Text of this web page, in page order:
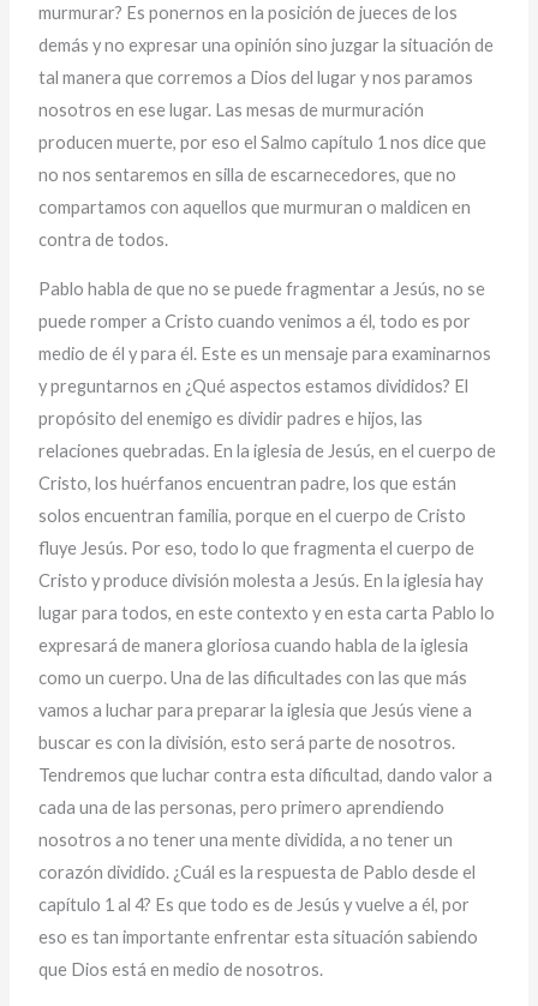
murmurar? Es ponernos en la posición de jueces de los
demás y no expresar una opinión sino juzgar la situación de
tal manera que corremos a Dios del lugar y nos paramos
nosotros en ese lugar. Las mesas de murmuración
producen muerte, por eso el Salmo capítulo 1 nos dice que
no nos sentaremos en silla de escarnecedores, que no
compartamos con aquellos que murmuran o maldicen en
contra de todos.
Pablo habla de que no se puede fragmentar a Jesús, no se
puede romper a Cristo cuando venimos a él, todo es por
medio de él y para él. Este es un mensaje para examinarnos
y preguntarnos en ¿Qué aspectos estamos divididos? El
propósito del enemigo es dividir padres e hijos, las
relaciones quebradas. En la iglesia de Jesús, en el cuerpo de
Cristo, los huérfanos encuentran padre, los que están
solos encuentran familia, porque en el cuerpo de Cristo
fluye Jesús. Por eso, todo lo que fragmenta el cuerpo de
Cristo y produce división molesta a Jesús. En la iglesia hay
lugar para todos, en este contexto y en esta carta Pablo lo
expresará de manera gloriosa cuando habla de la iglesia
como un cuerpo. Una de las dificultades con las que más
vamos a luchar para preparar la iglesia que Jesús viene a
buscar es con la división, esto será parte de nosotros.
Tendremos que luchar contra esta dificultad, dando valor a
cada una de las personas, pero primero aprendiendo
nosotros a no tener una mente dividida, a no tener un
corazón dividido. ¿Cuál es la respuesta de Pablo desde el
capítulo 1 al 4? Es que todo es de Jesús y vuelve a él, por
eso es tan importante enfrentar esta situación sabiendo
que Dios está en medio de nosotros.